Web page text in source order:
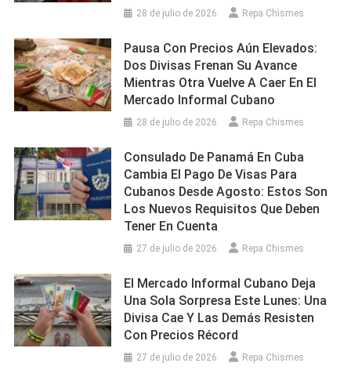
28 de julio de 2026 Repa Chismes
Pausa Con Precios Aún Elevados:
Dos Divisas Frenan Su Avance
Mientras Otra Vuelve A Caer En El
Mercado Informal Cubano
28 de julio de 2026 Repa Chismes
Consulado De Panamá En Cuba
Cambia El Pago De Visas Para
Cubanos Desde Agosto: Estos Son
Los Nuevos Requisitos Que Deben
Tener En Cuenta
27 de julio de 2026 Repa Chismes
El Mercado Informal Cubano Deja
Una Sola Sorpresa Este Lunes: Una
Divisa Cae Y Las Demás Resisten
Con Precios Récord
27 de julio de 2026 Repa Chismes